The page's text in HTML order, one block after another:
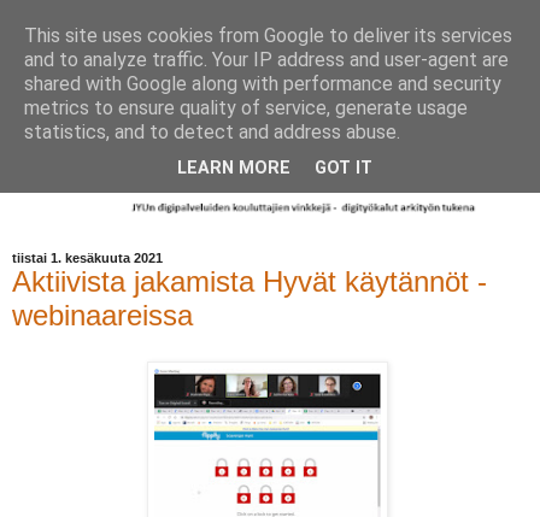
tiistai 1. kesäkuuta 2021
Aktiivista jakamista Hyvät käytännöt -
webinaareissa
This site uses cookies from Google to deliver its services
and to analyze traffic. Your IP address and user-agent are
shared with Google along with performance and security
metrics to ensure quality of service, generate usage
statistics, and to detect and address abuse.
LEARN MORE GOT IT